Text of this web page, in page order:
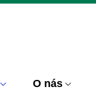
O nás